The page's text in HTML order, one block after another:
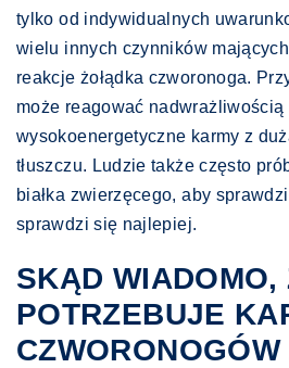
tylko od indywidualnych
wielu innych czynników
reakcje żołądka czworonoga.
może reagować nadwrażliwością
wysokoenergetyczne karmy z
tłuszczu. Ludzie także często
białka zwierzęcego, aby
sprawdzi się najlepiej.
SKĄD WIADOMO,
POTRZEBUJE
CZWORONOGÓW